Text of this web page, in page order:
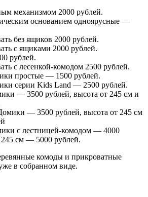
механизмом 2000 рублей.
основанием одноярусные —
без ящиков 2000 рублей.
с ящиками 2000 рублей.
рублей.
с лесенкой-комодом 2500 рублей.
простые — 1500 рублей.
серии Kids Land — 2500 рублей.
— 3500 рублей, высота от 245 см и
— 3500 рублей, высота от 245 см
с лестницей-комодом — 4000
см — 5000 рублей.
комоды и прикроватные
в собранном виде.